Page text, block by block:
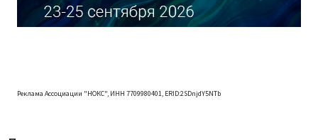
Реклама Ассоциации "НОКС", ИНН 7709980401, ERID:2SDnjdY5NTb